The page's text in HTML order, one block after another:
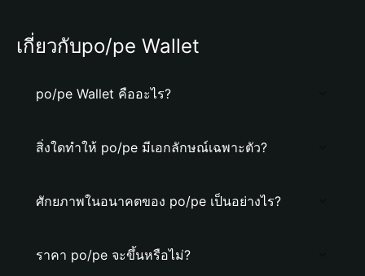
เกี่ยวกับpo/pe Wallet
po/pe Wallet คืออะไร?
สิ่งใดทำให้ po/pe มีเอกลักษณ์เฉพาะตัว?
ศักยภาพในอนาคตของ po/pe เป็นอย่างไร?
ราคา po/pe จะขึ้นหรือไม่?